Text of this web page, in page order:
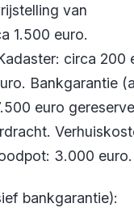
van
1.500 euro.
circa 200
Bankgarantie
euro
3.000 euro.
bankgarantie):